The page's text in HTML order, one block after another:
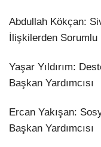
​Abdullah Kökçan:
İlişkilerden Sorumlu
​Yaşar Yıldırım:
Başkan Yardımcısı
​Ercan Yakışan:
Başkan Yardımcısı